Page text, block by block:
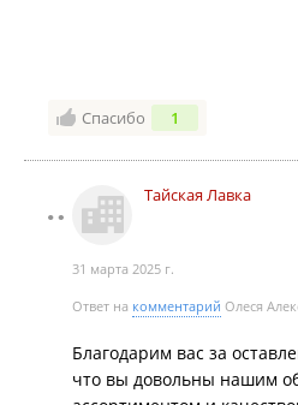
Спасибо 1
Тайская Лавка
31 марта 2025 г.
Ответ на комментарий Олеся
Благодарим вас за
что вы довольны нашим